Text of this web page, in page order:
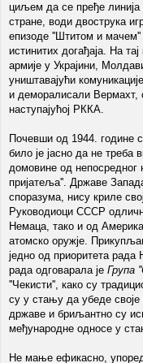
циљем да се пређе линија
стране, води двострука
епизоде ''Штитом и мачем''
истинитих догађаја. На
армије у Украјини,
уништавајући
и деморалисали Вермахт,
наступајућој РККА.
Почевши од 1944. године
било је јасно да не
домовине од непосредног
пријатеља''. Државе
споразума, нису криле
Руководиоци СССР
Немаца, тако и од
атомско оружје.
једно од приоритета рада
рада одговарала је Група
''Чекисти'', како су
су у стању да убеде своје
државе и бриљантно су
међународне односе у
Не мање ефикасно,